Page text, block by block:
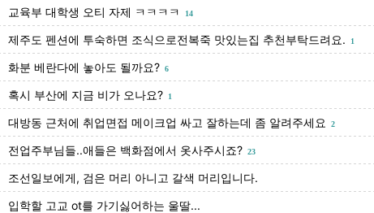
교육부 대학생 오티 자제 ㅋㅋㅋㅋ 14
제주도 펜션에 투숙하면 조식으로전복죽 맛있는집 추천부탁드려요. 1
화분 베란다에 놓아도 될까요? 6
혹시 부산에 지금 비가 오나요? 1
대방동 근처에 취업면접 메이크업 싸고 잘하는데 좀 알려주세요 2
전업주부님들..애들은 백화점에서 옷사주시죠? 23
조선일보에게, 검은 머리 아니고 갈색 머리입니다.
입학할 고교 ot를 가기싫어하는 울딸...